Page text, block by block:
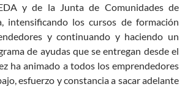
y de la Junta de Comunidades de
intensificando los cursos de formación
y continuando y haciendo un
de ayudas que se entregan desde el
ha animado a todos los emprendedores
esfuerzo y constancia a sacar adelante